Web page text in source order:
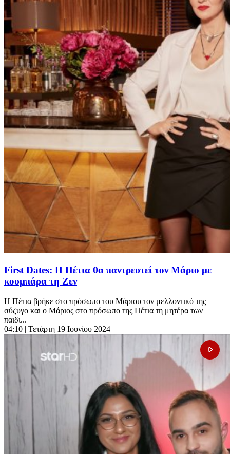
First Dates: Η Πέτια θα παντρευτεί τον Μάριο με
κουμπάρα τη Ζεν
Η Πέτια βρήκε στο πρόσωπο του Μάριου τον μελλοντικό της
σύζυγο και ο Μάριος στο πρόσωπο της Πέτια τη μητέρα των
παιδι...
04:10 | Τετάρτη 19 Ιουνίου 2024